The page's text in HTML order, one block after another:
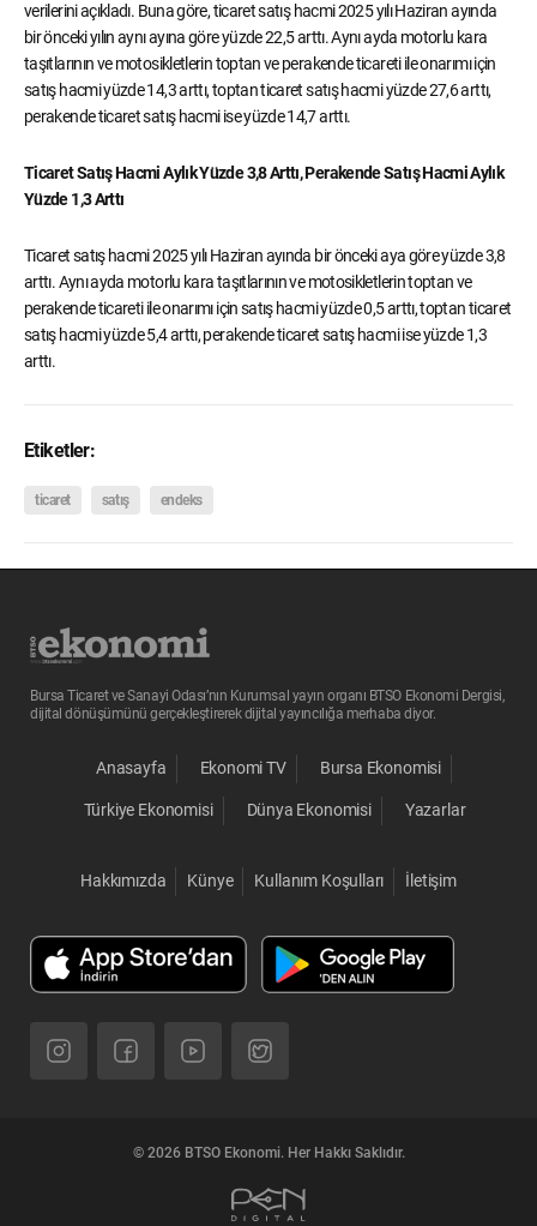
verilerini açıkladı. Buna göre, ticaret satış hacmi 2025 yılı Haziran ayında
bir önceki yılın aynı ayına göre yüzde 22,5 arttı. Aynı ayda motorlu kara
taşıtlarının ve motosikletlerin toptan ve perakende ticareti ile onarımı için
satış hacmi yüzde 14,3 arttı, toptan ticaret satış hacmi yüzde 27,6 arttı,
perakende ticaret satış hacmi ise yüzde 14,7 arttı.
Ticaret Satış Hacmi Aylık Yüzde 3,8 Arttı, Perakende Satış Hacmi Aylık
Yüzde 1,3 Arttı
Ticaret satış hacmi 2025 yılı Haziran ayında bir önceki aya göre yüzde 3,8
arttı. Aynı ayda motorlu kara taşıtlarının ve motosikletlerin toptan ve
perakende ticareti ile onarımı için satış hacmi yüzde 0,5 arttı, toptan ticaret
satış hacmi yüzde 5,4 arttı, perakende ticaret satış hacmi ise yüzde 1,3
arttı.
Etiketler:
ticaret satış endeks
Bursa Ticaret ve Sanayi Odası’nın Kurumsal yayın organı BTSO Ekonomi Dergisi,
dijital dönüşümünü gerçekleştirerek dijital yayıncılığa merhaba diyor.
Anasayfa Ekonomi TV Bursa Ekonomisi
Türkiye Ekonomisi Dünya Ekonomisi Yazarlar
Hakkımızda Künye Kullanım Koşulları İletişim
© 2026 BTSO Ekonomi. Her Hakkı Saklıdır.